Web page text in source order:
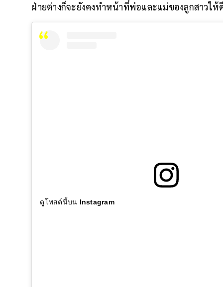
ฝ่ายต่างก็จะยังคงทำหน้าที่พ่อและแม่ของลูกสาวให้
ดูโพสต์นี้บน Instagram